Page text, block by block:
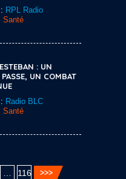
RPL Radio
Santé
: UN
UN COMBAT
Radio BLC
Santé
116